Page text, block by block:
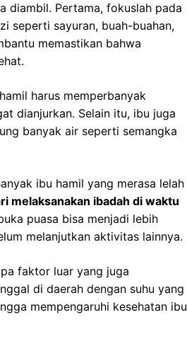
diambil. Pertama, fokuslah pada
seperti sayuran, buah-buahan,
memastikan bahwa
harus memperbanyak
dianjurkan. Selain itu, ibu juga
banyak air seperti semangka
ibu hamil yang merasa lelah
melaksanakan ibadah di waktu
puasa bisa menjadi lebih
melanjutkan aktivitas lainnya.
faktor luar yang juga
di daerah dengan suhu yang
mempengaruhi kesehatan ibu